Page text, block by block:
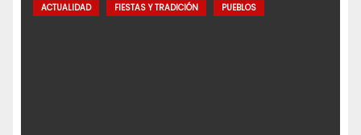
ACTUALIDAD FIESTAS Y TRADICIÓN PUEBLOS